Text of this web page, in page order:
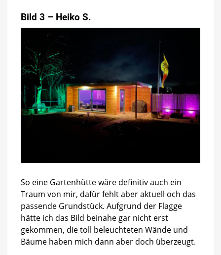
Bild 3 – Heiko S.
So eine Gartenhütte wäre definitiv auch ein
Traum von mir, dafür fehlt aber aktuell och das
passende Grundstück. Aufgrund der Flagge
hätte ich das Bild beinahe gar nicht erst
gekommen, die toll beleuchteten Wände und
Bäume haben mich dann aber doch überzeugt.